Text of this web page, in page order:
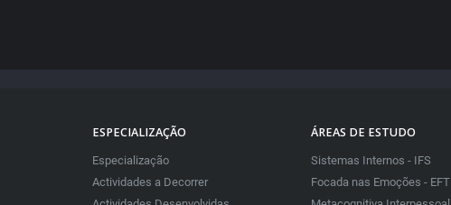
ESPECIALIZAÇÃO
Especialização
Actividades a Decorrer
ÁREAS DE ESTUDO
Sistemas Internos - IFS
Focada nas Emoções - EFT